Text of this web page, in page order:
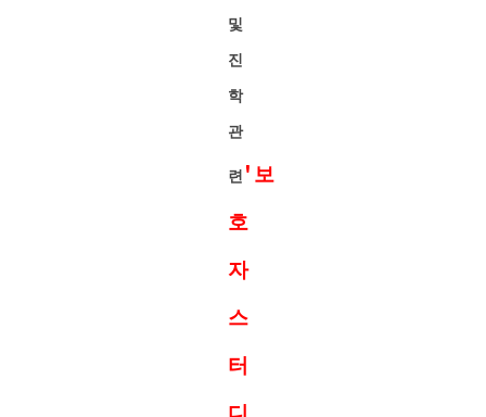
및
진
학
관
련 '보
호
자
스
터
디